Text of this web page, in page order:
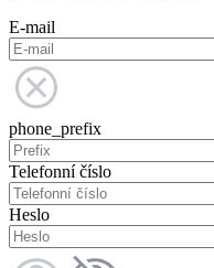
E-mail
phone_prefix
Telefonní číslo
Heslo